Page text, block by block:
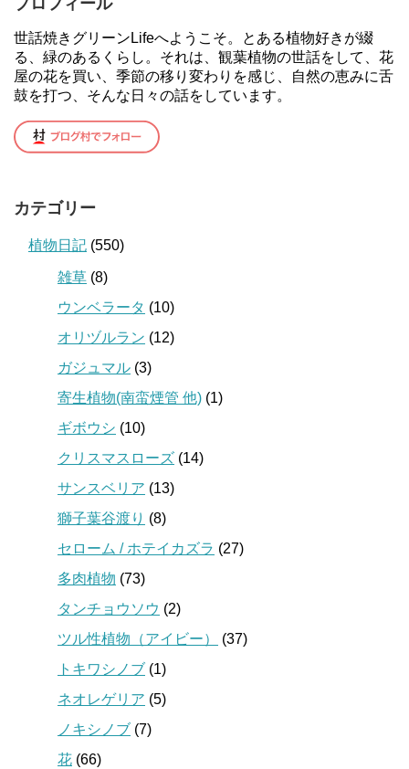
プロフィール
世話焼きグリーンLifeへようこそ。とある植物好きが綴
る、緑のあるくらし。それは、観葉植物の世話をして、花
屋の花を買い、季節の移り変わりを感じ、自然の恵みに舌
鼓を打つ、そんな日々の話をしています。
カテゴリー
植物日記 (550)
雑草 (8)
ウンベラータ (10)
オリヅルラン (12)
ガジュマル (3)
寄生植物(南蛮煙管 他) (1)
ギボウシ (10)
クリスマスローズ (14)
サンスベリア (13)
獅子葉谷渡り (8)
セローム / ホテイカズラ (27)
多肉植物 (73)
タンチョウソウ (2)
ツル性植物（アイビー）
(37)
トキワシノブ (1)
ネオレゲリア (5)
ノキシノブ (7)
花 (66)